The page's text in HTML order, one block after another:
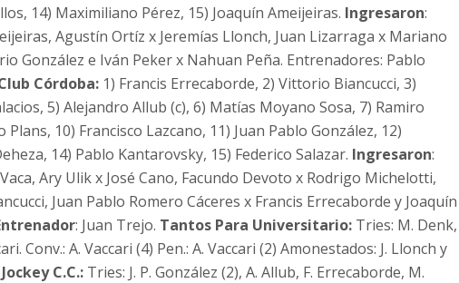
14) Maximiliano Pérez, 15) Joaquín Ameijeiras. Ingresaron:
Agustín Ortíz x Jeremías Llonch, Juan Lizarraga x Mariano
González e Iván Peker x Nahuan Peña. Entrenadores: Pablo
Córdoba: 1) Francis Errecaborde, 2) Vittorio Biancucci, 3)
5) Alejandro Allub (c), 6) Matías Moyano Sosa, 7) Ramiro
Plans, 10) Francisco Lazcano, 11) Juan Pablo González, 12)
14) Pablo Kantarovsky, 15) Federico Salazar. Ingresaron:
Ary Ulik x José Cano, Facundo Devoto x Rodrigo Michelotti,
Juan Pablo Romero Cáceres x Francis Errecaborde y Joaquín
: Juan Trejo. Tantos Para Universitario: Tries: M. Denk,
Conv.: A. Vaccari (4) Pen.: A. Vaccari (2) Amonestados: J. Llonch y
C.C.: Tries: J. P. González (2), A. Allub, F. Errecaborde, M.